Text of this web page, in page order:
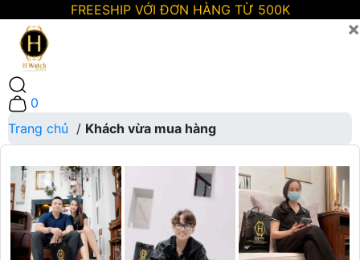
FREESHIP VỚI ĐƠN HÀNG TỪ 500K
×
0
Trang chủ / Khách vừa mua hàng